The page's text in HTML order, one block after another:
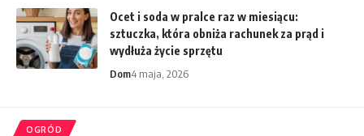
Ocet i soda w pralce raz w miesiącu:
sztuczka, która obniża rachunek za prąd i
wydłuża życie sprzętu
Dom4 maja, 2026
OGRÓD